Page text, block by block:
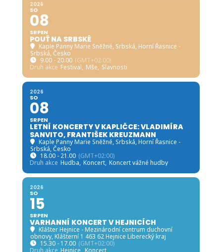
2026
SO
08
SRPEN
POUŤ NA SRBSKÉ
Kaple Panny Marie Sněžné, Srbská, Horní Řasnice -
Srbská, Česko
9.00 - 20.00 (GMT+02:00)
Druh akce Festival, Mše, Slavnosti
2026
SO
08
SRPEN
LETNÍ KONCERTY V KAPLIČCE: VLADIMÍRA
SANVITO, FRANTIŠEK KREUZMANN
Kaple Panny Marie Sněžné, Srbská, Horní Řasnice -
Srbská, Česko
18.00 - 21.00 (GMT+02:00)
Druh akce Hudba, Koncert, Koncert vážné hudby
2026
SO
15
SRPEN
VARHANNÍ KONCERT V HEJNICÍCH
Klášter Hejnice - Mezinárodní centrum duchovní
obnovy, Klášterní 1 463 62 Hejnice Liberecký kraj
15.30 - 17.00 (GMT+02:00)
Druh akce Hejnice, Koncert